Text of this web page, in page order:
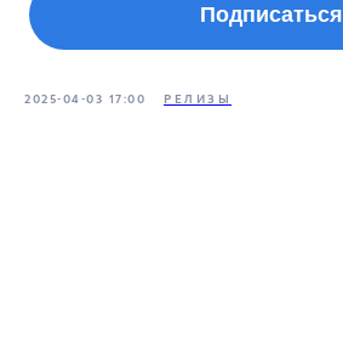
Подписаться
2025-04-03 17:00 РЕЛИЗЫ